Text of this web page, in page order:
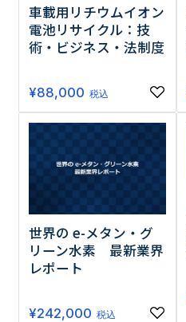
車載用リチウムイオン
電池リサイクル：技
術・ビジネス・法制度
¥88,000 税込
世界の e-メタン・グ
リーン水素 最新業界
レポート
¥242,000 税込